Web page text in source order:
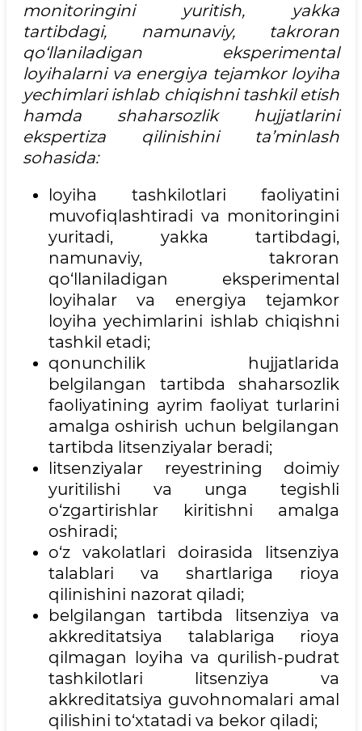
monitoringini yuritish, yakka
tartibdagi, namunaviy, takroran
qo‘llaniladigan eksperimental
loyihalarni va energiya tejamkor loyiha
yechimlari ishlab chiqishni tashkil etish
hamda shaharsozlik hujjatlarini
ekspertiza qilinishini ta’minlash
sohasida:
loyiha tashkilotlari faoliyatini
muvofiqlashtiradi va monitoringini
yuritadi, yakka tartibdagi,
namunaviy, takroran
qo‘llaniladigan eksperimental
loyihalar va energiya tejamkor
loyiha yechimlarini ishlab chiqishni
tashkil etadi;
qonunchilik hujjatlarida
belgilangan tartibda shaharsozlik
faoliyatining ayrim faoliyat turlarini
amalga oshirish uchun belgilangan
tartibda litsenziyalar beradi;
litsenziyalar reyestrining doimiy
yuritilishi va unga tegishli
o‘zgartirishlar kiritishni amalga
oshiradi;
o‘z vakolatlari doirasida litsenziya
talablari va shartlariga rioya
qilinishini nazorat qiladi;
belgilangan tartibda litsenziya va
akkreditatsiya talablariga rioya
qilmagan loyiha va qurilish-pudrat
tashkilotlari litsenziya va
akkreditatsiya guvohnomalari amal
qilishini to‘xtatadi va bekor qiladi;